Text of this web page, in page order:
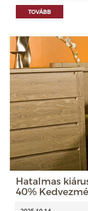
TOVÁBB
Hatalmas
40%